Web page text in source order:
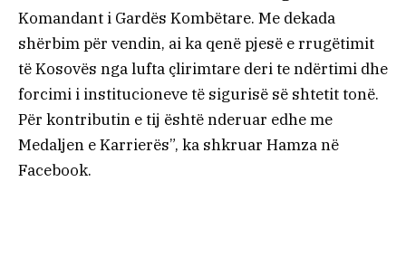
Komandant i Gardës Kombëtare. Me dekada
shërbim për vendin, ai ka qenë pjesë e rrugëtimit
të Kosovës nga lufta çlirimtare deri te ndërtimi dhe
forcimi i institucioneve të sigurisë së shtetit tonë.
Për kontributin e tij është nderuar edhe me
Medaljen e Karrierës”, ka shkruar Hamza në
Facebook.